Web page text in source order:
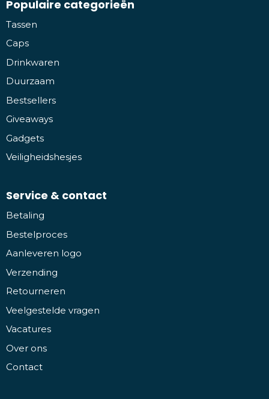
Populaire categorieën
Tassen
Caps
Drinkwaren
Duurzaam
Bestsellers
Giveaways
Gadgets
Veiligheidshesjes
Service & contact
Betaling
Bestelproces
Aanleveren logo
Verzending
Retourneren
Veelgestelde vragen
Vacatures
Over ons
Contact